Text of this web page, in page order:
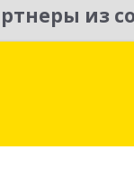
из
обл, Егорьевск г,